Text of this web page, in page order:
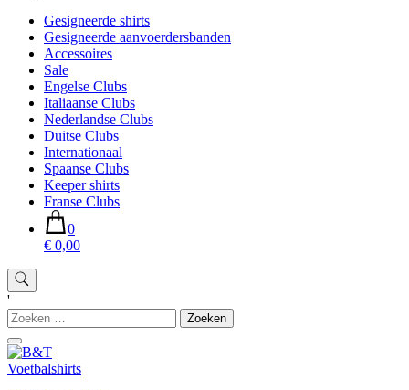
Gesigneerde shirts
Gesigneerde aanvoerdersbanden
Accessoires
Sale
Engelse Clubs
Italiaanse Clubs
Nederlandse Clubs
Duitse Clubs
Internationaal
Spaanse Clubs
Keeper shirts
Franse Clubs
0
€ 0,00
'
Zoeken
naar: